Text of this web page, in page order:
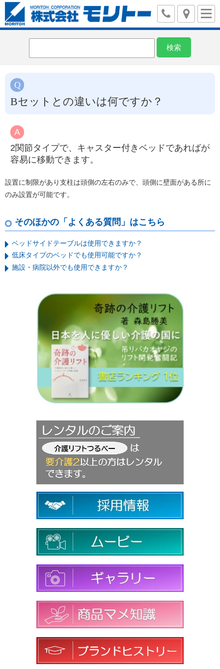
Bセットとの違いは何ですか？
2関節タイプで、キャスター付きベッドであればが
容易に移動できます。
設置に制限があり支柱は頭側の左右のみで、頭側に壁面がある所に
のみ設置が可能です。
そのほかの「よくある質問」はこちら
ベッドサイドテーブルは使用できますか？
低床タイプのベッドでも使用可能ですか？
施設・病院以外でも使用できますか？